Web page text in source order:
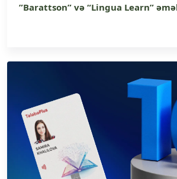
”Barattson” və “Lingua Learn”